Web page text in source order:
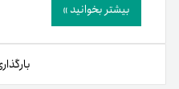
بیشتر بخوانید »